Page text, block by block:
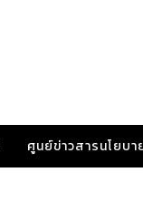
ศูนย์ข่าวสารนโยบ